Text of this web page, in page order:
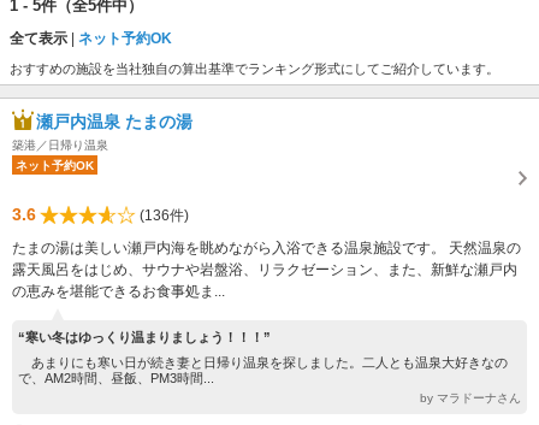
1 - 5件 （全5件中）
全て表示 ネット予約OK
おすすめの施設を当社独自の算出基準でランキング形式にしてご紹介しています。
瀬戸内温泉 たまの湯
築港／日帰り温泉
ネット予約OK
3.6
(136件)
たまの湯は美しい瀬戸内海を眺めながら入浴できる温泉施設です。 天然温泉の
露天風呂をはじめ、サウナや岩盤浴、リラクゼーション、また、新鮮な瀬戸内
の恵みを堪能できるお食事処ま...
“寒い冬はゆっくり温まりましょう！！！”
あまりにも寒い日が続き妻と日帰り温泉を探しました。二人とも温泉大好きなの
で、AM2時間、昼飯、PM3時間...
by マラドーナさん